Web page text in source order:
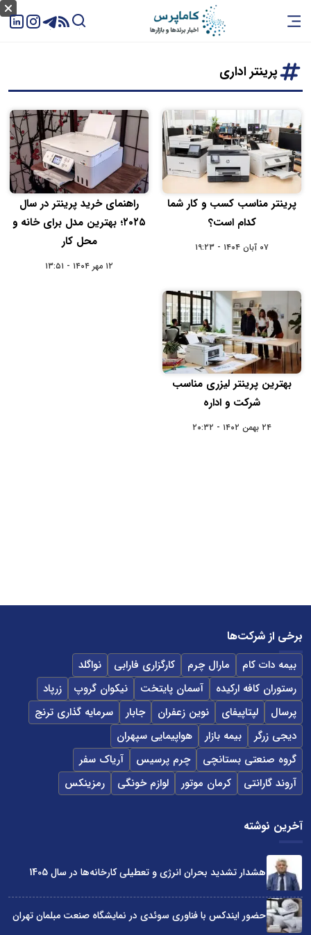
پرینتر اداری
پرینتر مناسب کسب ‌و کار شما
کدام است؟
۰۷ آبان ۱۴۰۴ - ۱۹:۲۳
راهنمای خرید پرینتر در سال
۲۰۲۵؛ بهترین مدل برای خانه و
محل کار
۱۲ مهر ۱۴۰۴ - ۱۳:۵۱
بهترین پرینتر لیزری مناسب
شرکت و اداره
۲۴ بهمن ۱۴۰۲ - ۲۰:۳۲
برخی از شرکت‌ها
بیمه دات کام مارال چرم کارگزاری فارابی
نواگلد
رستوران کافه ارکیده
آسمان پایتخت نیکوان گروپ
زرپاد
پرسال
لپتاپیفای نوین زعفران جابار
سرمایه گذاری ترنج
دیجی زرگر
بیمه بازار
هواپیمایی سپهران
گروه صنعتی بستانچی
چرم پرسیس
آریاک سفر
آروند گارانتی
کرمان موتور لوازم خونگی رمزینکس
آخرین نوشته
هشدار تشدید بحران انرژی و تعطیلی کارخانه‌ها در سال 1405
حضور ایندکس با فناوری سوئدی در نمایشگاه صنعت مبلمان تهران